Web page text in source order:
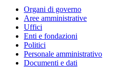
Organi di governo
Aree amministrative
Uffici
Enti e fondazioni
Politici
Personale amministrativo
Documenti e dati